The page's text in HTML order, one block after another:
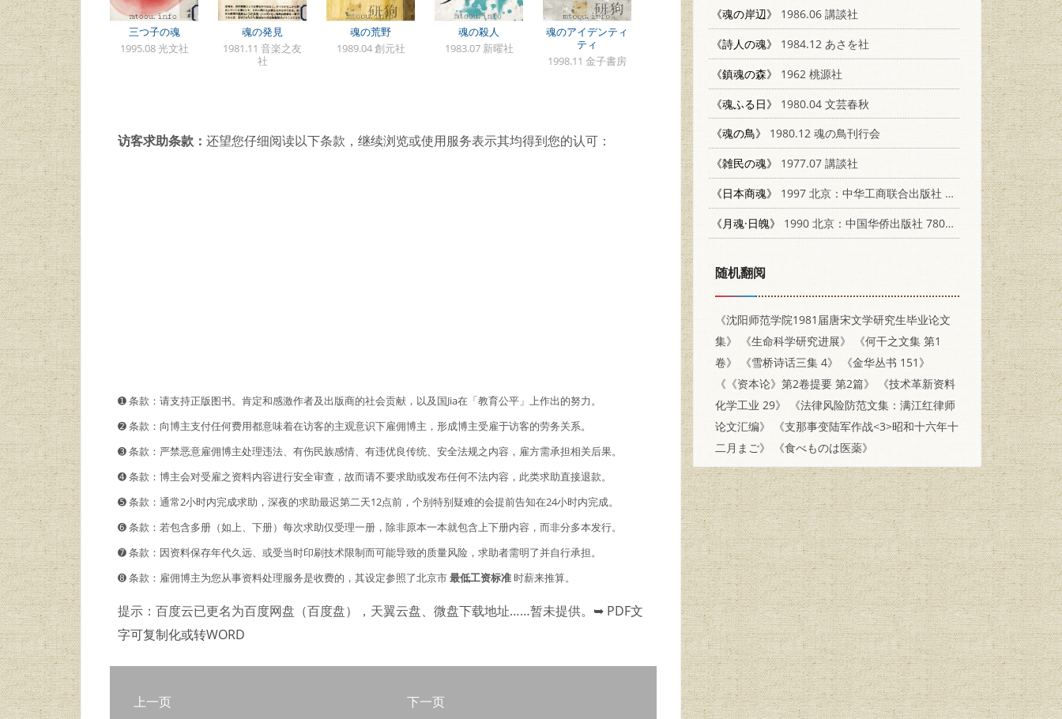
三つ子の魂
1995.08 光文社
魂の発見
1981.11 音楽之友
社
魂の荒野
1989.04 創元社
魂の殺人
1983.07 新曜社
魂のアイデンティ
ティ
1998.11 金子書房
访客求助条款： 还望您仔细阅读以下条款，继续浏览或使用服务表示其均得到您的认可：
➊️ 条款：请支持正版图书。肯定和感激作者及出版商的社会贡献，以及国Jia在「教育公平」上作出的努力。
➋️️ 条款：向博主支付任何费用都意味着在访客的主观意识下雇佣博主，形成博主受雇于访客的劳务关系。
➌ 条款：严禁恶意雇佣博主处理违法、有伤民族感情、有违优良传统、安全法规之内容，雇方需承担相关后果。
➍ 条款：博主会对受雇之资料内容进行安全审查，故而请不要求助或发布任何不法内容，此类求助直接退款。
➎ 条款：通常2小时内完成求助，深夜的求助最迟第二天12点前，个别特别疑难的会提前告知在24小时内完成。
➏ 条款：若包含多册（如上、下册）每次求助仅受理一册，除非原本一本就包含上下册内容，而非分多本发行。
➐ 条款：因资料保存年代久远、或受当时印刷技术限制而可能导致的质量风险，求助者需明了并自行承担。
➑ 条款：雇佣博主为您从事资料处理服务是收费的，其设定参照了北京市最低工资标准时薪来推算。
提示：百度云已更名为百度网盘（百度盘），天翼云盘、微盘下载地址……暂未提供。 ➥ PDF文
字可复制化或转WORD
上一页 下一页
《魂の岸辺》
1986.06 講談社
《詩人の魂》
1984.12 あさを社
《鎮魂の森》
1962 桃源社
《魂ふる日》
1980.04 文芸春秋
《魂の鳥》
1980.12 魂の鳥刊行会
《雑民の魂》
1977.07 講談社
《日本商魂》
1997 北京：中华工商联合出版社 7801003365
《月魂·日魄》
1990 北京：中国华侨出版社 7800742423
随机翻阅
《沈阳师范学院1981届唐宋文学研究生毕业论文
集》
《生命科学研究进展》
《何干之文集 第1
卷》
《雪桥诗话三集 4》
《金华丛书 151》
《《资本论》第2卷提要 第2篇》
《技术革新资料
化学工业 29》
《法律风险防范文集：满江红律师
论文汇编》
《支那事变陆军作战<3>昭和十六年十
二月まご》
《食べものは医薬》